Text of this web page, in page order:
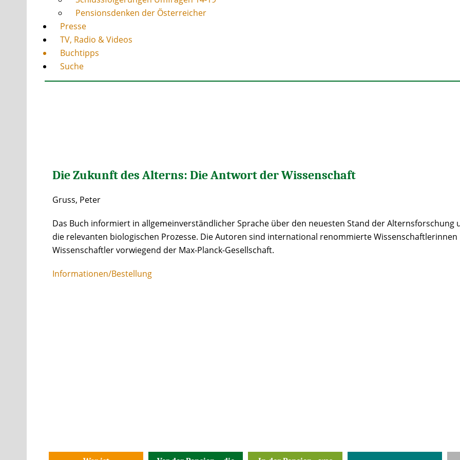
Pensionsdenken der Österreicher
Presse
TV, Radio & Videos
Buchtipps
Suche
Die Zukunft des Alterns: Die Antwort der Wissenschaft
Gruss, Peter
Das Buch informiert in allgemeinverständlicher Sprache über den neuesten Stand der Alternsforschung
die relevanten biologischen Prozesse. Die Autoren sind international renommierte Wissenschaftlerinnen
Wissenschaftler vorwiegend der Max-Planck-Gesellschaft.
Informationen/Bestellung